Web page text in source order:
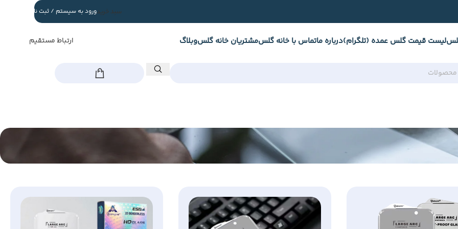
سبد خریدورود به سیستم / ثبت نام
لیست قیمت گلس عمده (تلگرام)درباره ماتماس با خانه گلسمشتریان خانه گلسوبلاگ ارتباط مستقیم